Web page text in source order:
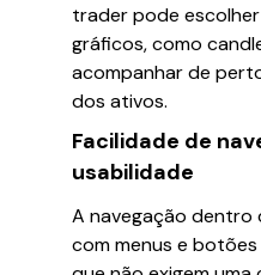
trader pode
gráficos, como
acompanhar de
dos ativos.
Facilidade de
usabilidade
A navegação dentro
com menus e